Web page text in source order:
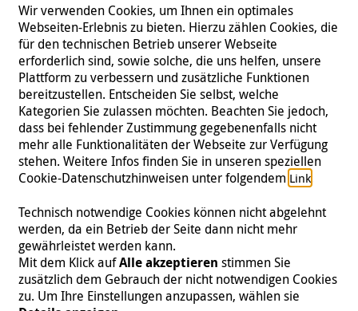
Folgen Sie uns
Impressum | Datenschutz | Kontakt | Presse
© 2026 Malteser International
Wir verwenden Cookies, um Ihnen ein optimales
Webseiten-Erlebnis zu bieten. Hierzu zählen Cookies, die
für den technischen Betrieb unserer Webseite
erforderlich sind, sowie solche, die uns helfen, unsere
Plattform zu verbessern und zusätzliche Funktionen
bereitzustellen. Entscheiden Sie selbst, welche
Kategorien Sie zulassen möchten. Beachten Sie jedoch,
dass bei fehlender Zustimmung gegebenenfalls nicht
mehr alle Funktionalitäten der Webseite zur Verfügung
stehen. Weitere Infos finden Sie in unseren speziellen
Cookie-Datenschutzhinweisen unter folgendem Link.
Technisch notwendige Cookies können nicht abgelehnt
werden, da ein Betrieb der Seite dann nicht mehr
gewährleistet werden kann.
Mit dem Klick aufAlle akzeptieren stimmen Sie
zusätzlich dem Gebrauch der nicht notwendigen Cookies
zu. Um Ihre Einstellungen anzupassen, wählen sie